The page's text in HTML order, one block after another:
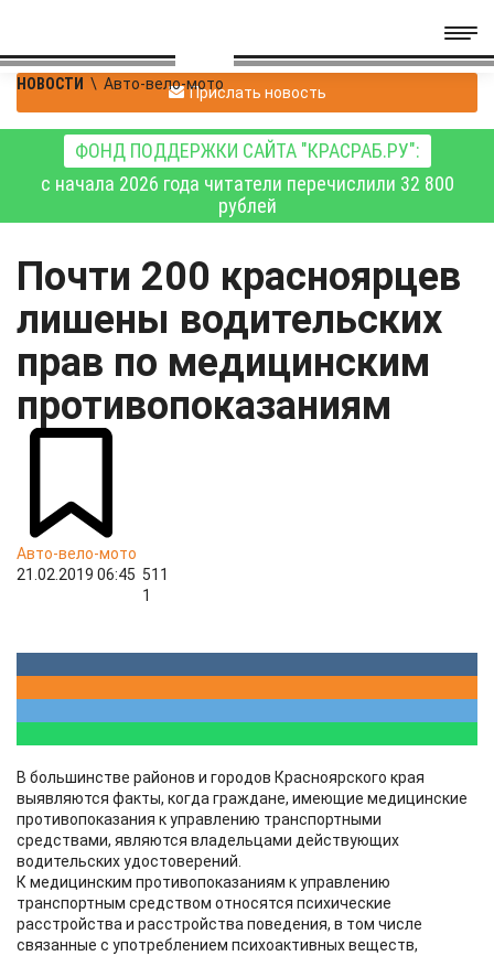
НОВОСТИ \ Авто-вело-мотоПрислать новость
ФОНД ПОДДЕРЖКИ САЙТА "КРАСРАБ.РУ":
с начала 2026 года читатели перечислили 32 800
рублей
Почти 200 красноярцев
лишены водительских
прав по медицинским
противопоказаниям
Авто-вело-мото
21.02.2019 06:45 511
1
В большинстве районов и городов Красноярского края
выявляются факты, когда граждане, имеющие медицинские
противопоказания к управлению транспортными
средствами, являются владельцами действующих
водительских удостоверений.
К медицинским противопоказаниям к управлению
транспортным средством относятся психические
расстройства и расстройства поведения, в том числе
связанные с употреблением психоактивных веществ,